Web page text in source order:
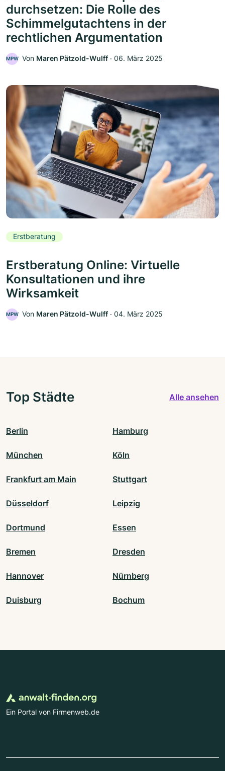
durchsetzen: Die Rolle des
Schimmelgutachtens in der
rechtlichen Argumentation
MPW Von Maren Pätzold-Wulff ‧ 06. März 2025
Erstberatung
Erstberatung Online: Virtuelle
Konsultationen und ihre
Wirksamkeit
MPW Von Maren Pätzold-Wulff ‧ 04. März 2025
Top Städte Alle ansehen
Berlin Hamburg
München Köln
Frankfurt am Main Stuttgart
Düsseldorf Leipzig
Dortmund Essen
Bremen Dresden
Hannover Nürnberg
Duisburg Bochum
Ein Portal von Firmenweb.de